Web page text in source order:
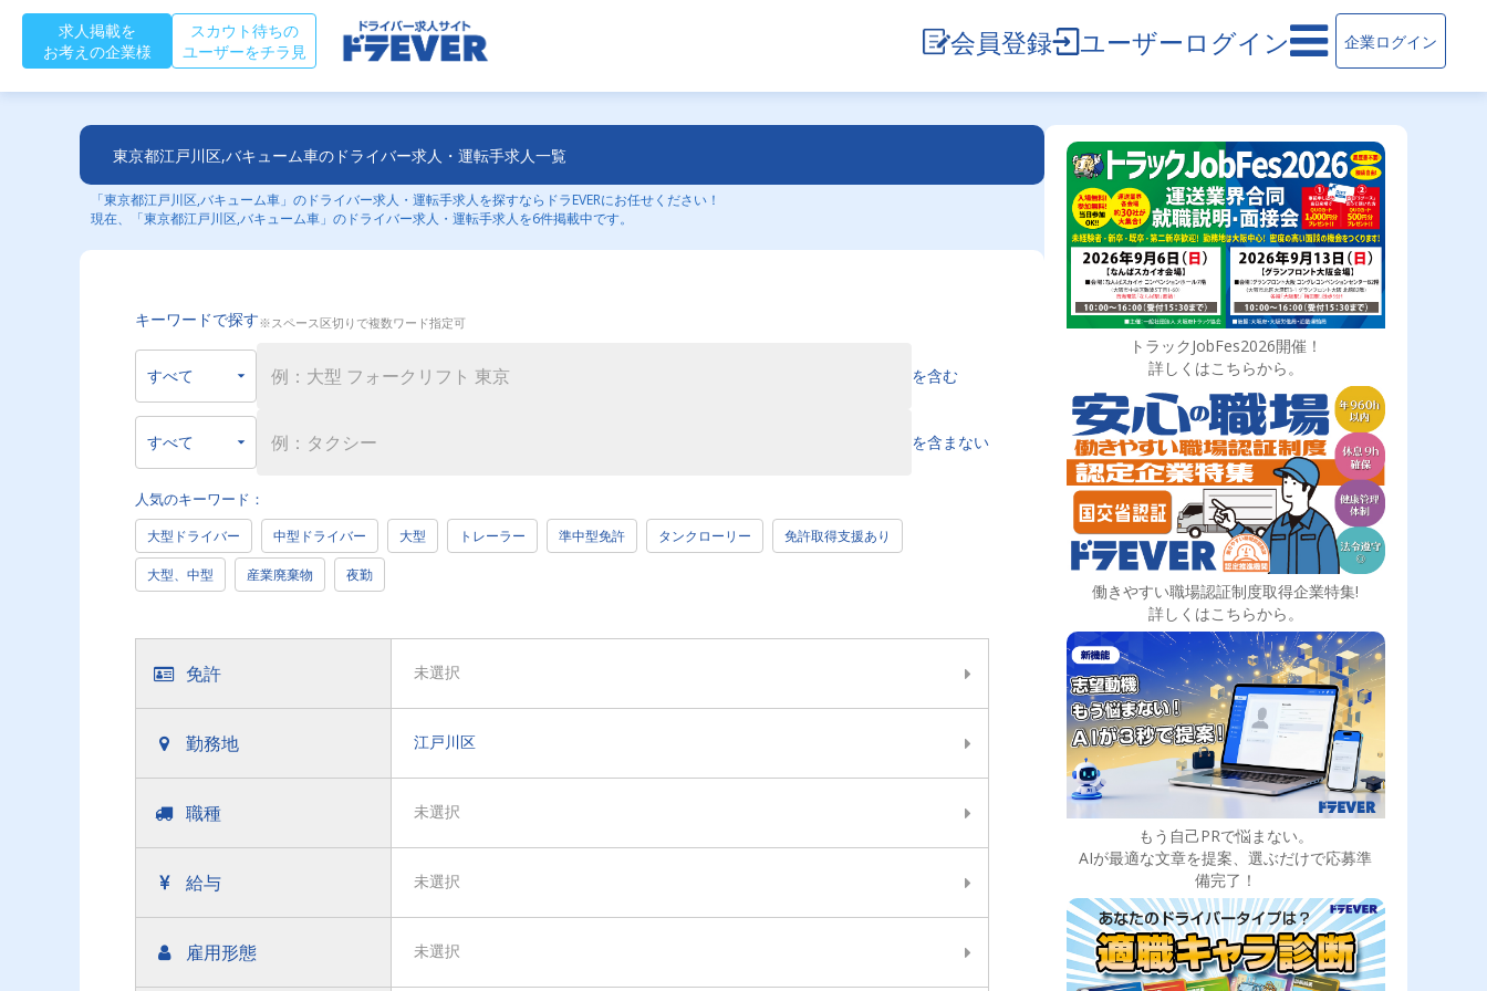
求人掲載を
お考えの企業様
スカウト待ちの
ユーザーをチラ見
会員登録 ユーザーログイン 企業ログイン
東京都江戸川区,バキューム車のドライバー求人・運転手求人一覧
「東京都江戸川区,バキューム車」のドライバー求人・運転手求人を探すならドラEVERにお任せください！
現在、「東京都江戸川区,バキューム車」のドライバー求人・運転手求人を6件掲載中です。
キーワードで探す※スペース区切りで複数ワード指定可
を含む
を含まない
人気のキーワード：
大型ドライバー 中型ドライバー 大型 トレーラー 準中型免許 タンクローリー 免許取得支援あり
大型、中型 産業廃棄物 夜勤
免許 未選択
勤務地 江戸川区
職種 未選択
給与 未選択
雇用形態 未選択
トラックJobFes2026開催！
詳しくはこちらから。
働きやすい職場認証制度取得企業特集!
詳しくはこちらから。
もう自己PRで悩まない。
AIが最適な文章を提案、選ぶだけで応募準
備完了！